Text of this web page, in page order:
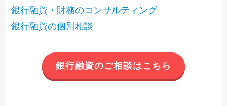
銀行融資・財務のコンサルティング
銀行融資の個別相談
銀行融資のご相談はこちら